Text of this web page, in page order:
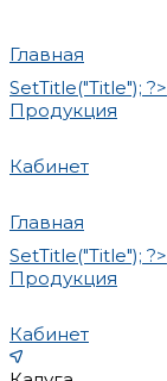
Главная
SetTitle("Title"); ?>
Продукция
Кабинет
Главная
SetTitle("Title"); ?>
Продукция
Кабинет